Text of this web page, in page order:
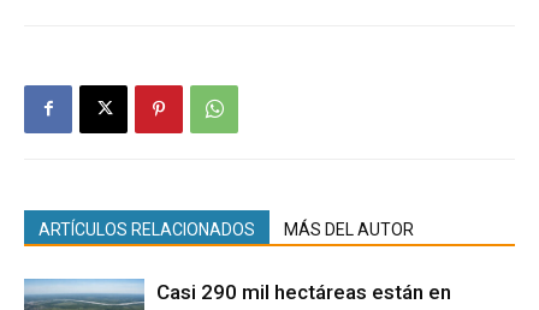
ARTÍCULOS RELACIONADOS MÁS DEL AUTOR
Casi 290 mil hectáreas están en